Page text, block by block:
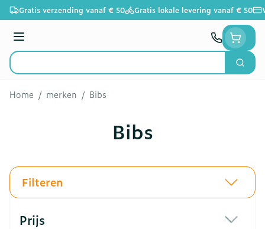
Ga naar de inhoud
Gratis verzending vanaf € 50 Gratis lokale levering vanaf € 50
Menu
Product, merk, categorie...
Zoek
Home / merken / Bibs
Bibs
Filteren
Prijs